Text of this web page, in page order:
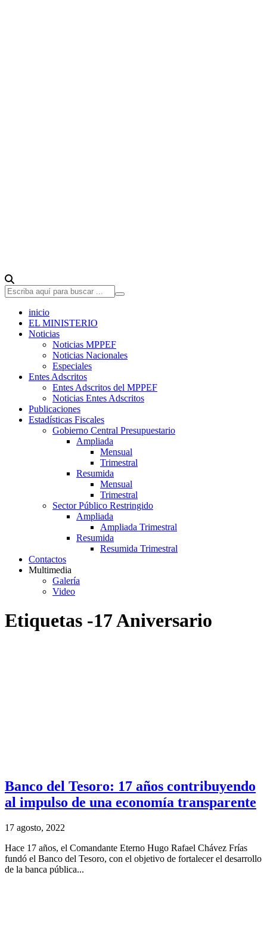
inicio
EL MINISTERIO
Noticias
Noticias MPPEF
Noticias Nacionales
Especiales
Entes Adscritos
Entes Adscritos del MPPEF
Noticias Entes Adscritos
Publicaciones
Estadísticas Fiscales
Gobierno Central Presupuestario
Ampliada
Mensual
Trimestral
Resumida
Mensual
Trimestral
Sector Público Restringido
Ampliada
Ampliada Trimestral
Resumida
Resumida Trimestral
Contactos
Multimedia
Galería
Video
Etiquetas -17 Aniversario
Banco del Tesoro: 17 años contribuyendo
al impulso de una economía transparente
17 agosto, 2022
Hace 17 años, el Comandante Eterno Hugo Rafael Chávez Frías
fundó el Banco del Tesoro, con el objetivo de fortalecer el desarrollo
de la banca pública...